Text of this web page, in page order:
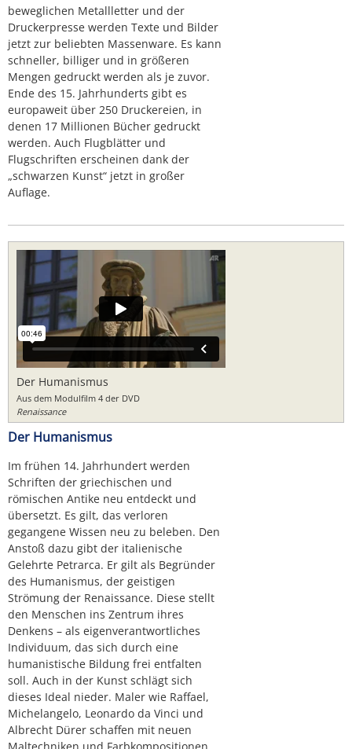
beweglichen Metallletter und der
Druckerpresse werden Texte und Bilder
jetzt zur beliebten Massenware. Es kann
schneller, billiger und in größeren
Mengen gedruckt werden als je zuvor.
Ende des 15. Jahrhunderts gibt es
europaweit über 250 Druckereien, in
denen 17 Millionen Bücher gedruckt
werden. Auch Flugblätter und
Flugschriften erscheinen dank der
„schwarzen Kunst“ jetzt in großer
Auflage.
Der Humanismus
Aus dem Modulfilm 4 der DVD
Renaissance
Der Humanismus
Im frühen 14. Jahrhundert werden
Schriften der griechischen und
römischen Antike neu entdeckt und
übersetzt. Es gilt, das verloren
gegangene Wissen neu zu beleben. Den
Anstoß dazu gibt der italienische
Gelehrte Petrarca. Er gilt als Begründer
des Humanismus, der geistigen
Strömung der Renaissance. Diese stellt
den Menschen ins Zentrum ihres
Denkens – als eigenverantwortliches
Individuum, das sich durch eine
humanistische Bildung frei entfalten
soll. Auch in der Kunst schlägt sich
dieses Ideal nieder. Maler wie Raffael,
Michelangelo, Leonardo da Vinci und
Albrecht Dürer schaffen mit neuen